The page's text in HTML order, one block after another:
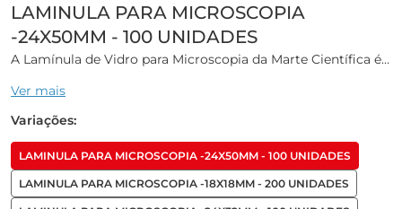
LAMINULA PARA MICROSCOPIA
-24X50MM - 100 UNIDADES
A Lamínula de Vidro para Microscopia da Marte Científica é
pesquisas científicas e educacionais, ideal para cobrir e
microscópica, garantindo precisão e clareza nas análises.
Características Gerais:
A lamínula é fabricada em vidro de cal sodada, sem
Ver mais
Variações:
LAMINULA PARA MICROSCOPIA -24X50MM - 100 UNIDADES
LAMINULA PARA MICROSCOPIA -18X18MM - 200 UNIDADES